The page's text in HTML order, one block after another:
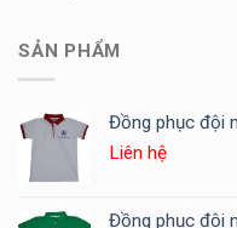
SẢN PHẨM
Đồng phục đội
Liên hệ
Đồng phục đội